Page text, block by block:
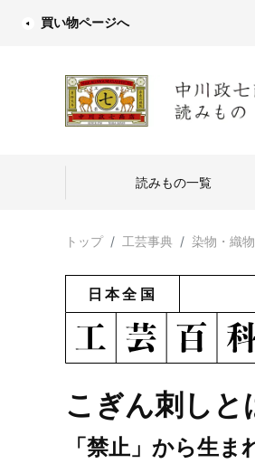
買い物ページへ
読みもの一覧
トップ 工芸事典 染物・織物
日本全国
こぎん刺しと
「禁止」から生